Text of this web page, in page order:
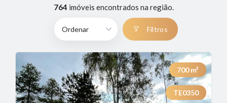
764 imóveis encontrados na região.
Filtros
700m²
TE0350